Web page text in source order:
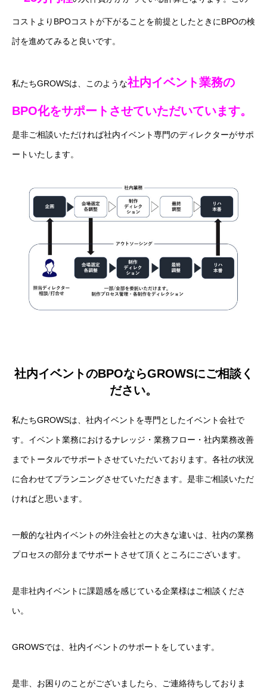
コストよりBPOコストが下がることを前提としたときにBPOの検
討を進めてみると良いです。
私たちGROWSは、このような社内イベント業務の
BPO化をサポートさせていただいています。
是非ご相談いただければ社内イベント専門のディレクターがサポ
ートいたします。
社内イベントのBPOならGROWSにご相談く
ださい。
私たちGROWSは、社内イベントを専門としたイベント会社で
す。イベント業務におけるナレッジ・業務フロー・社内業務改善
までトータルでサポートさせていただいております。各社の状況
に合わせてプランニングさせていただきます。是非ご相談いただ
ければと思います。
一般的な社内イベントの外注会社との大きな違いは、社内の業務
プロセスの部分までサポートさせて頂くところにございます。
是非社内イベントに課題感を感じている企業様はご相談くださ
い。
GROWSでは、社内イベントのサポートをしています。
是非、お困りのことがございましたら、ご連絡待ちしておりま